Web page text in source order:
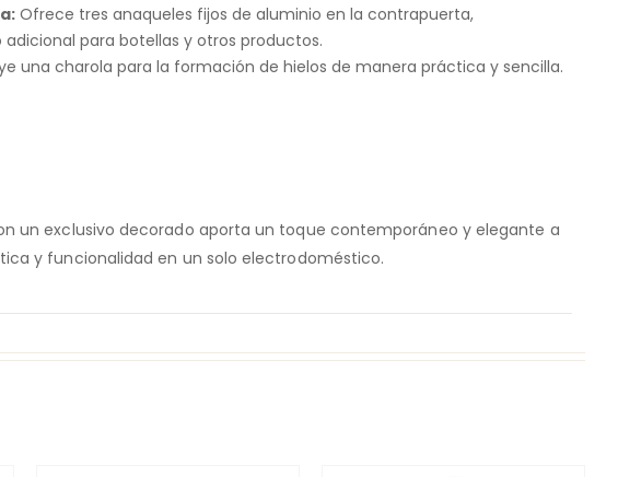
Ofrece tres anaqueles fijos de aluminio en la contrapuerta,
para botellas y otros productos.
una charola para la formación de hielos de manera práctica y sencilla.
un exclusivo decorado aporta un toque contemporáneo y elegante a
y funcionalidad en un solo electrodoméstico.